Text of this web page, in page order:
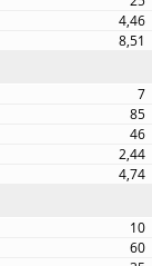
4,46
8,51
7
85
46
2,44
4,74
10
60